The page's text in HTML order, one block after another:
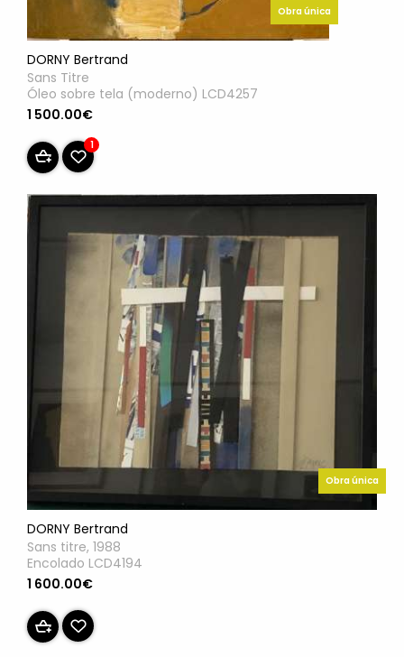
Obra única
DORNY Bertrand
Sans Titre
Óleo sobre tela (moderno) LCD4257
1 500.00€
1
Obra única
DORNY Bertrand
Sans titre, 1988
Encolado LCD4194
1 600.00€